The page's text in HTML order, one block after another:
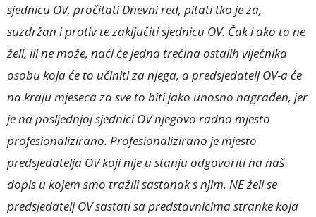
sjednicu OV, pročitati Dnevni red, pitati tko je za,
suzdržan i protiv te zaključiti sjednicu OV. Čak i ako to ne
želi, ili ne može, naći će jedna trećina ostalih vijećnika
osobu koja će to učiniti za njega, a predsjedatelj OV-a će
na kraju mjeseca za sve to biti jako unosno nagrađen, jer
je na posljednjoj sjednici OV njegovo radno mjesto
profesionalizirano. Profesionalizirano je mjesto
predsjedatelja OV koji nije u stanju odgovoriti na naš
dopis u kojem smo tražili sastanak s njim. NE želi se
predsjedatelj OV sastati sa predstavnicima stranke koja